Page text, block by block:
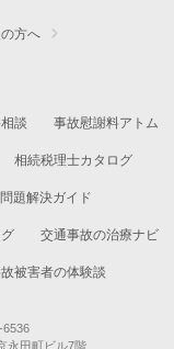
方へ
談 事故慰謝料アトム
相続税理士カタログ
題解決ガイド
交通事故の治療ナビ
被害者の体験談
永田町ビル7階